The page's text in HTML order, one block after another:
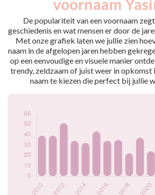
voornaam
De populariteit van een voornaam
geschiedenis en wat mensen er door de
Met onze grafiek laten we jullie zien
naam in de afgelopen jaren hebben
op een eenvoudige en visuele manier
trendy, zeldzaam of juist weer in opkomst
naam te kiezen die perfect bij jullie
Popularité du
2010
39
2011
39
2012
51
2013
34
2014
32
2015
43
34
2019
2020
2021
17
2022
2023
24